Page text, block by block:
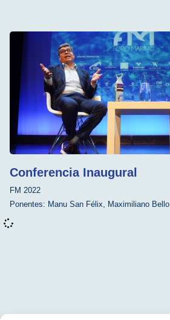
Conferencia Inaugural
FM 2022
Ponentes: Manu San Félix Maximiliano Bello